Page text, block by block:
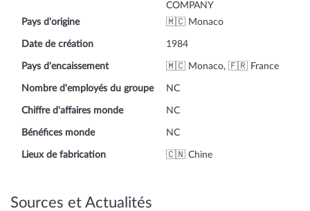
COMPANY
Pays d'origine
🇲🇨 Monaco
Date de création 1984
Pays d'encaissement 🇲🇨 Monaco, 🇫🇷 France
Nombre d'employés du groupe NC
Chiffre d'affaires monde NC
Bénéfices monde NC
Lieux de fabrication 🇨🇳 Chine
Sources et Actualités